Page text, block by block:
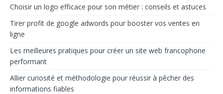
Choisir un logo efficace pour son métier : conseils et astuces
Tirer profit de google adwords pour booster vos ventes en
ligne
Les meilleures pratiques pour créer un site web francophone
performant
Allier curiosité et méthodologie pour réussir à pêcher des
informations fiables